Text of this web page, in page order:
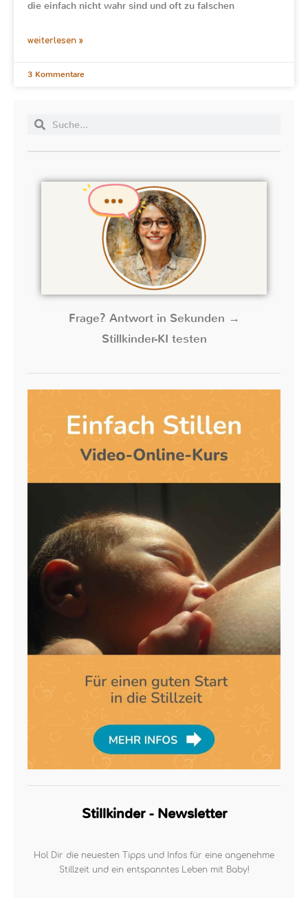
die einfach nicht wahr sind und oft zu falschen
weiterlesen »
3 Kommentare
Frage? Antwort in Sekunden →
Stillkinder-KI testen
Stillkinder - Newsletter
Hol Dir die neuesten Tipps und Infos für eine angenehme
Stillzeit und ein entspanntes Leben mit Baby!